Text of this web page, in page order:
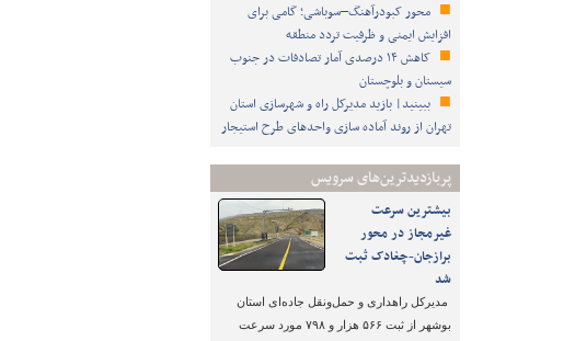
محور کبودرآهنگ–سوباشی؛ گامی برای
افزایش ایمنی و ظرفیت تردد منطقه
کاهش ۱۴ درصدی آمار تصادفات در جنوب
سیستان و بلوچستان
ببینید| بازید مدیرکل راه و شهرسازی استان
تهران از روند آماده سازی واحدهای طرح استیجار
پربازدیدترین‌های سرویس
بیشترین سرعت
غیرمجاز در محور
برازجان-چغادک ثبت
شد
مدیرکل راهداری و حمل‌ونقل جاده‌ای استان
بوشهر از ثبت ۵۶۶ هزار و ۷۹۸ مورد سرعت